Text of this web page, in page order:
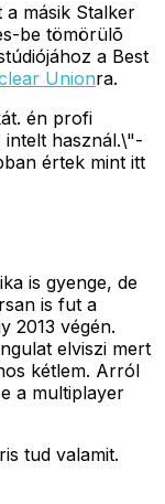
másik Stalker
be tömörülõ
a Best
Unionra.
én profi
használ.\"-
értek mint itt
is gyenge, de
is fut a
2013 végén.
elviszi mert
kétlem. Arról
a multiplayer
tud valamit.